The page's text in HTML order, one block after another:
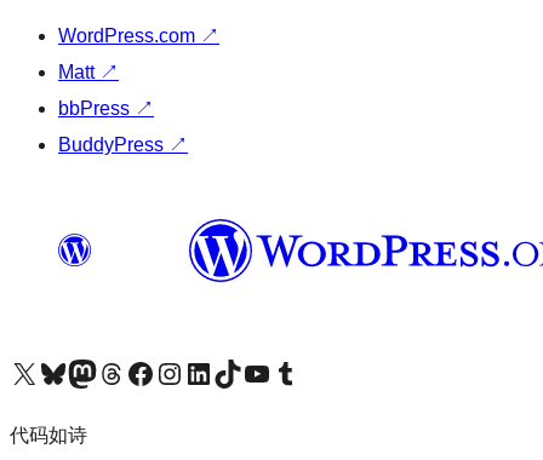
WordPress.com ↗
Matt ↗
bbPress ↗
BuddyPress ↗
关注我们的 X（原 Twitter）账号访问我们的 Bluesky 账号关注我们的 Mastodon 账号访问我们的 Threads 账号 访问我们的 Facebook 公共主页关注我们的 Instagram 账号 关注我们的 LinkedIn 主页访问我们的 TikTok 账号访问我们的 YouTube 频道 访问我们的 Tumblr 账号
代码如诗